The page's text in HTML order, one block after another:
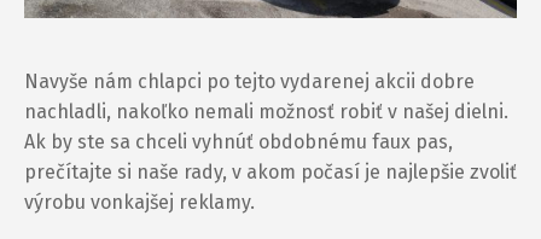
Navyše nám chlapci po tejto vydarenej akcii dobre
nachladli, nakoľko nemali možnosť robiť v našej dielni.
Ak by ste sa chceli vyhnúť obdobnému faux pas,
prečítajte si naše rady, v akom počasí je najlepšie zvoliť
výrobu vonkajšej reklamy.